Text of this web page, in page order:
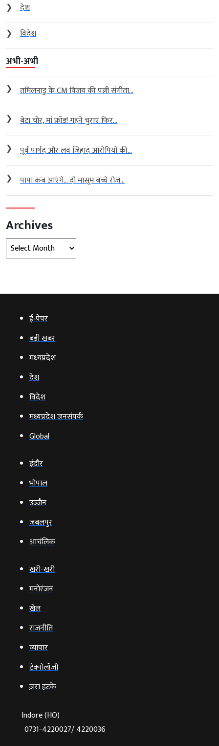
❯
देश
❯
विदेश
अभी-अभी
❯ तमिलनाडु के CM विजय की पत्नी संगीता...
❯ बेटा चोर, मां फ्रॉड! गहने चुराए फिर...
❯ पूर्व पार्षद और लव जिहाद आरोपियों की...
❯ पापा कब आएंगे… दो मासूम बच्चे रोज...
Archives
Archives
ई‑पेपर
बड़ी खबर
मध्‍यप्रदेश
देश
विदेश
मध्यप्रदेश जनसंपर्क
Global
इंदौर
भोपाल
उज्‍जैन
जबलपुर
आचंलिक
खरी-खरी
मनोरंजन
खेल
राजनीति
व्‍यापार
टेक्‍नोलॉजी
ज़रा हटके
Indore (HO)
0731-4220027/ 4220036